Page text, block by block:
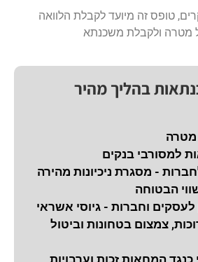
טופס זה מיועד לקבלת הלוואה
מטרה ולקבלת משכנתא
בהליך מהיר
מטרה
למסורבי בנקים
- מסגרת ניכיונות מהירה
וחברות - גיוסי אשראי
צמצום בטחונות וביטול